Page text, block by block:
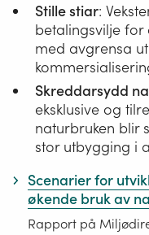
Stille stiar:
betalingsvilje for
med avgrensa
Skreddarsydd
eksklusive og
naturbruken blir
stor utbygging i
Scenarier for
økende bruk av
Rapport på